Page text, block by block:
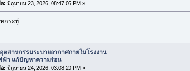
อ: มิถุนายน 23, 2026, 08:47:05 PM »
กระทู้
ตสาหกรรมระบายอากาศภายในโรงงาน
ฟ้า แก้ปัญหาความร้อน
อ: มิถุนายน 24, 2026, 03:08:20 PM »